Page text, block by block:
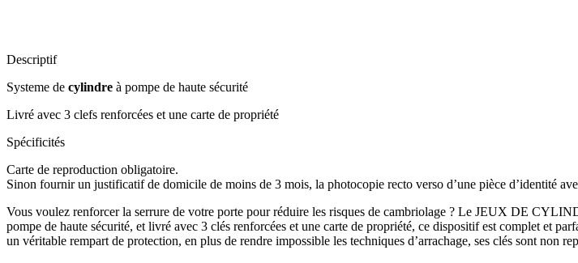
Descriptif
Systeme de cylindre à pompe de haute sécurité
Livré avec 3 clefs renforcées et une carte de propriété
Spécificités
Carte de reproduction obligatoire.
Sinon fournir un justificatif de domicile de moins de 3 mois, la photocopie recto verso d’une pièce d’identité
Vous voulez renforcer la serrure de votre porte pour réduire les risques de cambriolage ? Le JEUX DE
pompe de haute sécurité, et livré avec 3 clés renforcées et une carte de propriété, ce dispositif est complet
un véritable rempart de protection, en plus de rendre impossible les techniques d’arrachage, ses clés sont non